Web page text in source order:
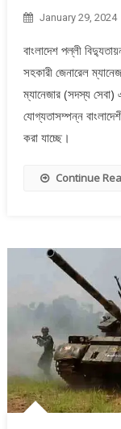
January 29, 2024
বাংলাদেশ পল্লী
সহকারী জেনারেল
ম্যানেজার (সদস্য
যোগ্যতাসম্পন্ন
করা যাচ্ছে।
Continue